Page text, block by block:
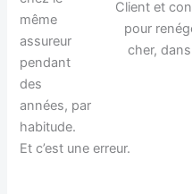
Client et
pour
cher,
même
assureur
pendant
des
années, par
habitude.
Et c’est une erreur.